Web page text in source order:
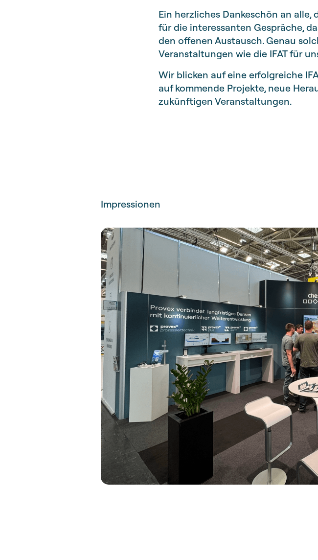
Ein herzliches Dankeschön an
für die interessanten Gespräche,
den offenen Austausch. Genau
Veranstaltungen wie die IFAT für
Wir blicken auf eine erfolgreiche
auf kommende Projekte, neue
zukünftigen Veranstaltungen.
Impressionen